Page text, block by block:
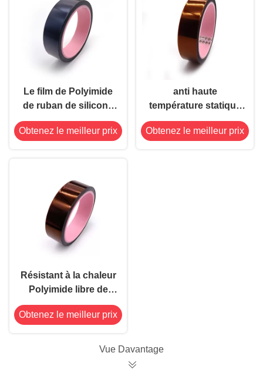
Le film de Polyimide
de ruban de silicone
de résistance
thermique a soutenu
Obtenez le meilleur prix
anti haute
température statique
de ruban adhésif de
film du Polyimide
Obtenez le meilleur prix
Résistant à la chaleur
Polyimide libre de
silicone ruban la
pollution nulle de
Obtenez le meilleur prix
Vue Davantage